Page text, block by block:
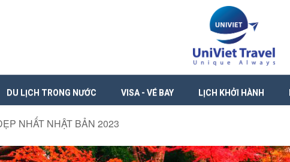
DU LỊCH TRONG NƯỚC VISA - VÉ BAY LỊCH KHỞI HÀNH
NHẤT NHẬT BẢN 2023